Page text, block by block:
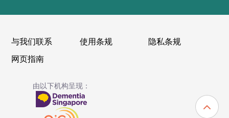
与我们联系 使用条规
隐私条规
网页指南
由以下机构呈现：